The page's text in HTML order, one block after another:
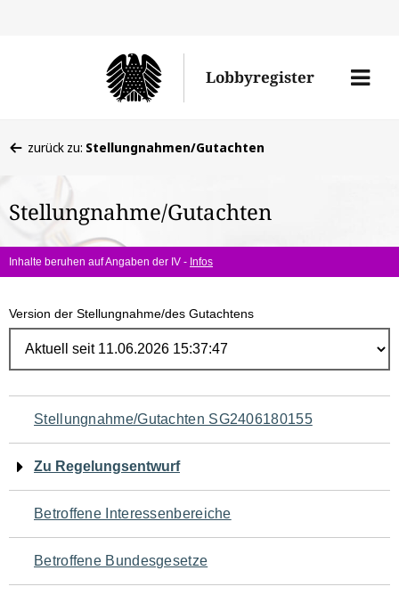
Lobbyregister
Menü
befinden
hier:
zurück zu: Stellungnahmen/Gutachten
Stellungnahme/Gutachten
Inhalte beruhen auf Angaben der IV - Infos
Version der Stellungnahme/des Gutachtens
Navigation
für
den
Seiteninhalt
Stellungnahme/Gutachten SG2406180155
Zu Regelungsentwurf
Betroffene Interessenbereiche
Betroffene Bundesgesetze